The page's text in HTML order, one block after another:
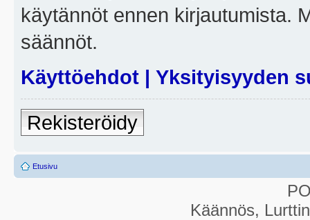
käytännöt ennen kirjautumista.
säännöt.
Käyttöehdot | Yksityisyyden
Rekisteröidy
Etusivu
Käännös,